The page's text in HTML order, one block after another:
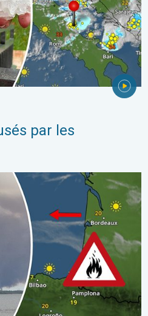
par les
L'Espagne et la France.